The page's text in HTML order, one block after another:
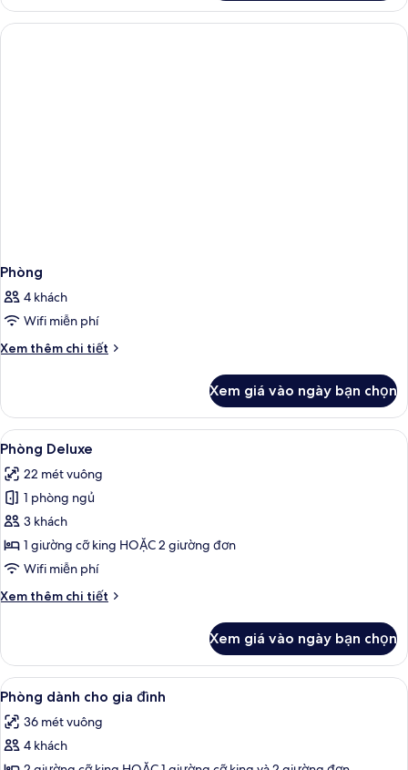
Phòng
Phòng
4 khách
Wifi miễn phí
Xem thêm chi tiết
Chi
Phòng
Xem giá vào ngày bạn chọn
Xem
tất
cả
ảnh
Phòng
Deluxe
Két bảo mật tại phòng, bàn ủi/dụng
7
Phòng Deluxe
22 mét vuông
1 phòng ngủ
3 khách
1 giường cỡ king HOẶC 2 giường đơn
Wifi miễn phí
Xem thêm chi tiết
Chi
Phòng
Deluxe
Xem giá vào ngày bạn chọn
Xem
tất
cả
ảnh
Két bảo mật tại phòng, bàn ủi/dụng
9
Phòng dành cho gia đình
36 mét vuông
4 khách